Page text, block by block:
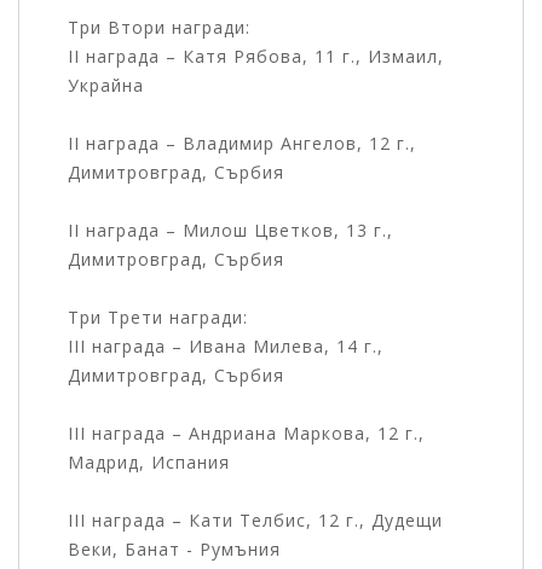
Три Втори награди:
II награда – Катя Рябова, 11 г., Измаил,
Украйна
II награда – Владимир Ангелов, 12 г.,
Димитровград, Сърбия
II награда – Милош Цветков, 13 г.,
Димитровград, Сърбия
Три Трети награди:
III награда – Ивана Милева, 14 г.,
Димитровград, Сърбия
III награда – Андриана Маркова, 12 г.,
Мадрид, Испания
III награда – Кати Телбис, 12 г., Дудещи
Веки, Банат - Румъния